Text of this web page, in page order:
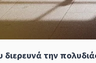
διερευνά την